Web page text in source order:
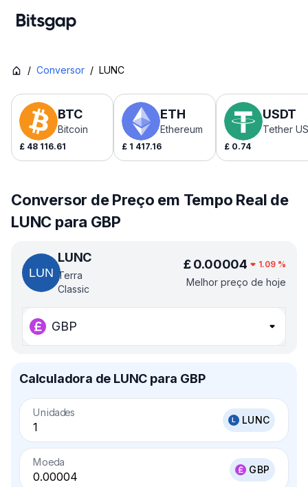
/ Conversor / LUNC
BTC
Bitcoin
£ 48 116.61
ETH
Ethereum
£ 1 417.16
USDT
Tether
£ 0.74
Conversor de Preço em Tempo Real de
LUNC para GBP
LUNC
Terra
Classic
£ 0.00004 1.09 %
Melhor preço de hoje
GBP
Calculadora de LUNC para GBP
Unidades
LUNC
Moeda
GBP